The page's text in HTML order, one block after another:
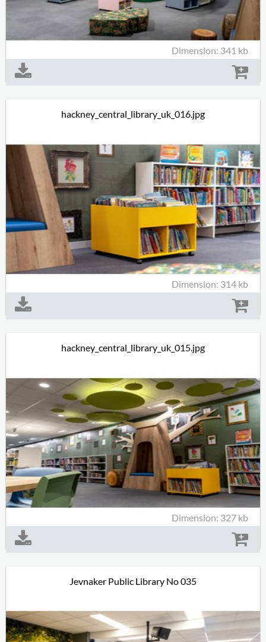
Dimension: 341 kb
hackney_central_library_uk_016.jpg
Dimension: 314 kb
hackney_central_library_uk_015.jpg
Dimension: 327 kb
Jevnaker Public Library No 035